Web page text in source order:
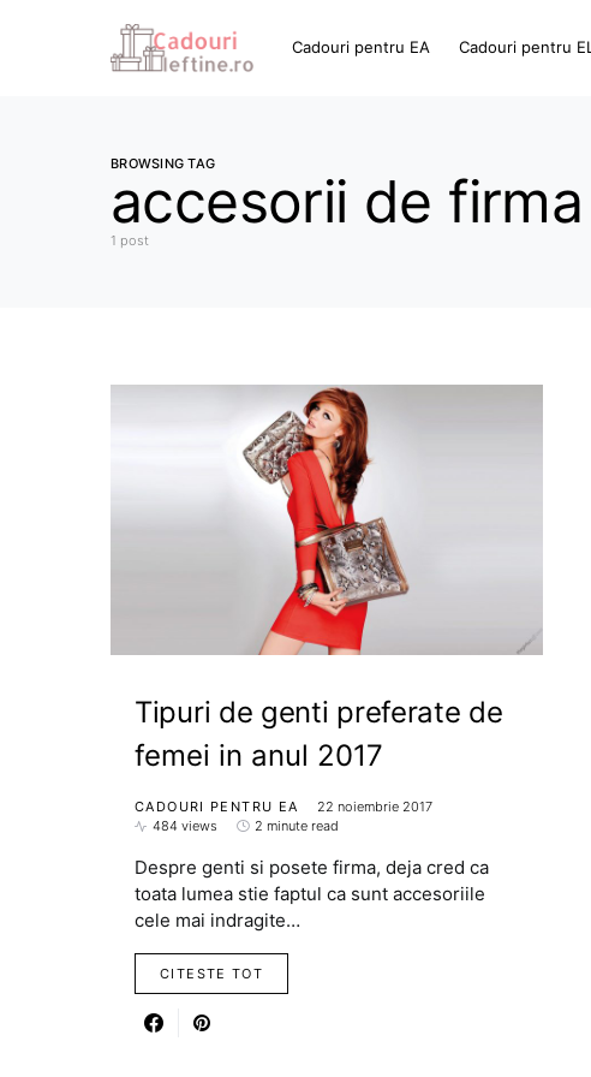
Cadouri pentru EA Cadouri pentru EL
BROWSING TAG
accesorii de firma
1 post
Tipuri de genti preferate de
femei in anul 2017
CADOURI PENTRU EA
22 noiembrie 2017
484 views
2 minute read
Despre genti si posete firma, deja cred ca
toata lumea stie faptul ca sunt accesoriile
cele mai indragite…
CITESTE TOT